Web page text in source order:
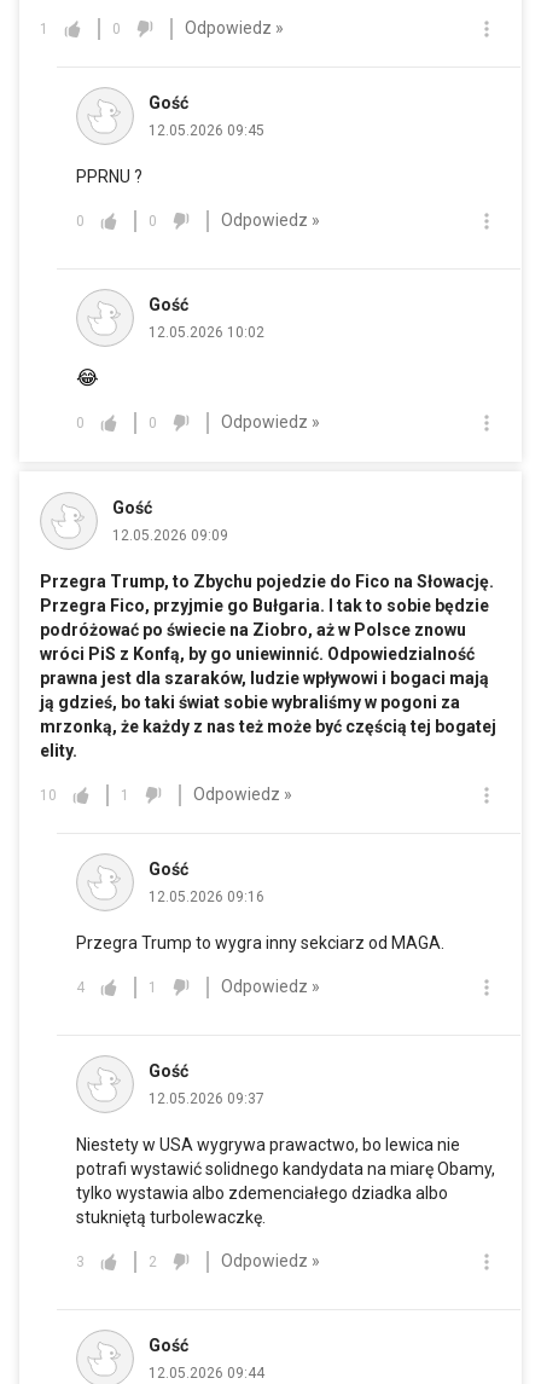
1 0 Odpowiedz »
Gość
12.05.2026 09:45
PPRNU ?
0 0 Odpowiedz »
Gość
12.05.2026 10:02
😂
0 0 Odpowiedz »
Gość
12.05.2026 09:09
Przegra Trump, to Zbychu pojedzie do Fico na Słowację.
Przegra Fico, przyjmie go Bułgaria. I tak to sobie będzie
podróżować po świecie na Ziobro, aż w Polsce znowu
wróci PiS z Konfą, by go uniewinnić. Odpowiedzialność
prawna jest dla szaraków, ludzie wpływowi i bogaci mają
ją gdzieś, bo taki świat sobie wybraliśmy w pogoni za
mrzonką, że każdy z nas też może być częścią tej bogatej
elity.
10 1 Odpowiedz »
Gość
12.05.2026 09:16
Przegra Trump to wygra inny sekciarz od MAGA.
4 1 Odpowiedz »
Gość
12.05.2026 09:37
Niestety w USA wygrywa prawactwo, bo lewica nie
potrafi wystawić solidnego kandydata na miarę Obamy,
tylko wystawia albo zdemenciałego dziadka albo
stukniętą turbolewaczkę.
3 2 Odpowiedz »
Gość
12.05.2026 09:44